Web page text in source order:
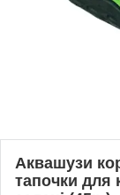
Аквашузи
тапочки для